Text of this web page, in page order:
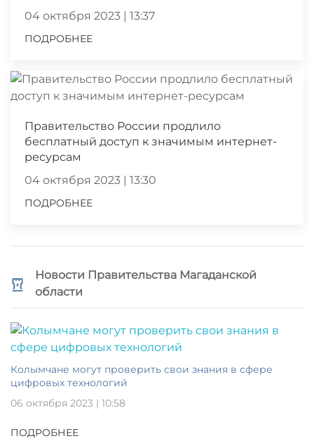
04 октября 2023 | 13:37
ПОДРОБНЕЕ
Правительство России продлило
бесплатный доступ к значимым интернет-
ресурсам
04 октября 2023 | 13:30
ПОДРОБНЕЕ
Новости Правительства Магаданской
области
Колымчане могут проверить свои знания в сфере
цифровых технологий
06 октября 2023 | 10:58
ПОДРОБНЕЕ